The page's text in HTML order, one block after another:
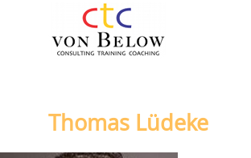
Thomas Lüdeke